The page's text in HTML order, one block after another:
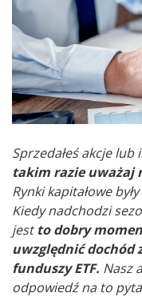
Sprzedałeś akcje
takim razie uważaj
Rynki kapitałowe
Kiedy nadchodzi
jestto dobry
uwzględnić dochód
funduszy ETF. Nasz
odpowiedź na to